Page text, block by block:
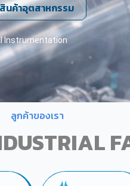
นค้าอุตสาหกรรม
Instrumentation
ลูกค้าของเรา